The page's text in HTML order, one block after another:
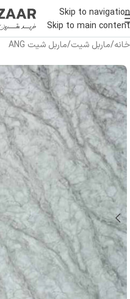
Skip to navigation
Skip to main content
خانه/ماربل شیت/ماربل شیت ANG